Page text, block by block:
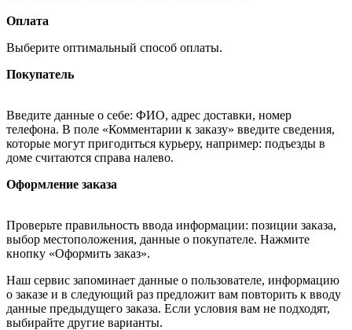
Оплата
Выберите оптимальный способ оплаты.
Покупатель
Введите данные о себе: ФИО, адрес доставки, номер
телефона. В поле «Комментарии к заказу» введите сведения,
которые могут пригодиться курьеру, например: подъезды в
доме считаются справа налево.
Оформление заказа
Проверьте правильность ввода информации: позиции заказа,
выбор местоположения, данные о покупателе. Нажмите
кнопку «Оформить заказ».
Наш сервис запоминает данные о пользователе, информацию
о заказе и в следующий раз предложит вам повторить к вводу
данные предыдущего заказа. Если условия вам не подходят,
выбирайте другие варианты.